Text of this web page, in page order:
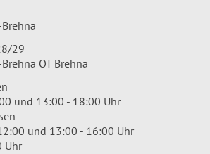
29
OT Brehna
und 13:00 - 18:00 Uhr
und 13:00 - 16:00 Uhr
Uhr